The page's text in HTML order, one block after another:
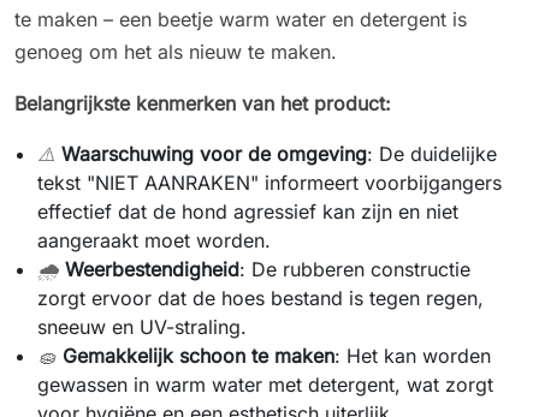
te maken – een beetje warm water en detergent is
genoeg om het als nieuw te maken.
Belangrijkste kenmerken van het product:
⚠️ Waarschuwing voor de omgeving: De duidelijke
tekst "NIET AANRAKEN" informeert voorbijgangers
effectief dat de hond agressief kan zijn en niet
aangeraakt moet worden.
🌧️ Weerbestendigheid: De rubberen constructie
zorgt ervoor dat de hoes bestand is tegen regen,
sneeuw en UV-straling.
🧽 Gemakkelijk schoon te maken: Het kan worden
gewassen in warm water met detergent, wat zorgt